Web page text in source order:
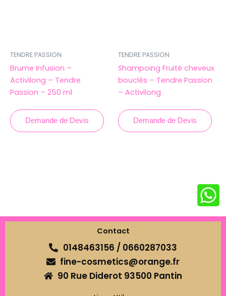
TENDRE PASSION
Brume Infusion –
Activilong – Tendre
Passion – 250 ml
Demande de Devis
TENDRE PASSION
Shampoing Fruité cheveux
bouclés – Tendre Passion
– Activilong
Demande de Devis
Contact
0148463156 / 0660287033
fine-cosmetics@orange.fr
90 Rue Diderot 93500 Pantin